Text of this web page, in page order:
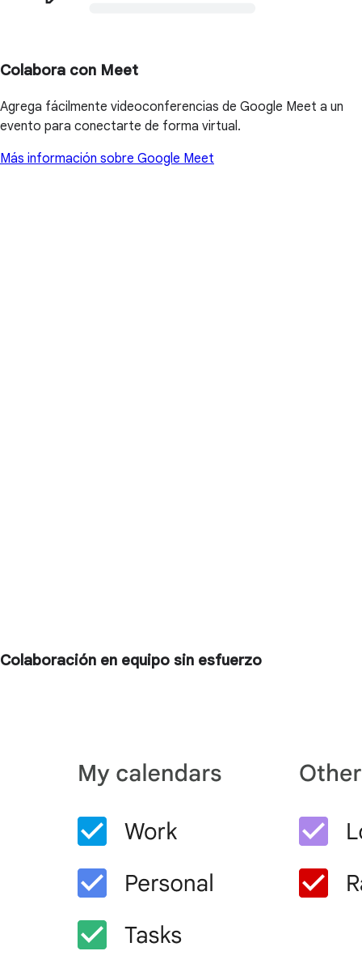
Colabora con Meet
Agrega fácilmente videoconferencias de Google Meet a un
evento para conectarte de forma virtual.
Más información sobre Google Meet
Colaboración en equipo sin esfuerzo